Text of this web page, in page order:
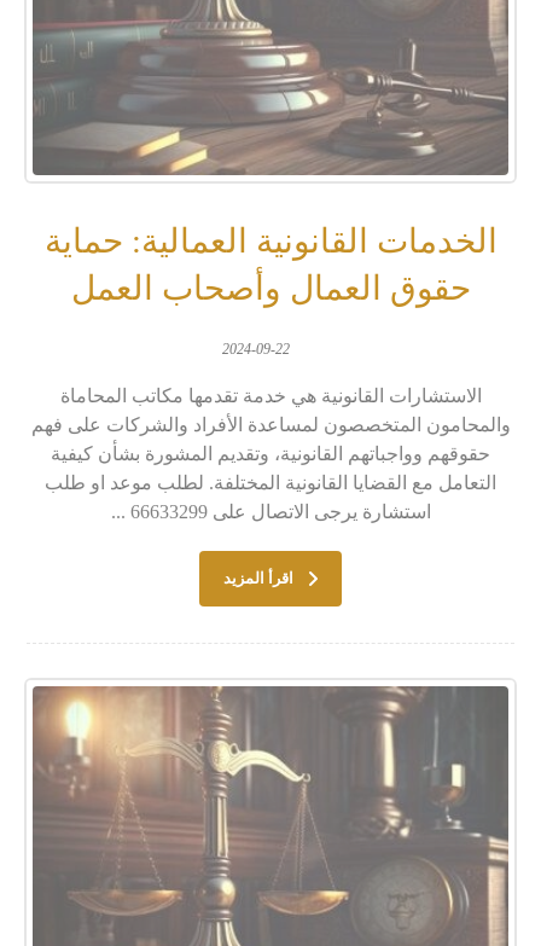
الخدمات القانونية العمالية: حماية
حقوق العمال وأصحاب العمل
2024-09-22
الاستشارات القانونية هي خدمة تقدمها مكاتب المحاماة
والمحامون المتخصصون لمساعدة الأفراد والشركات على فهم
حقوقهم وواجباتهم القانونية، وتقديم المشورة بشأن كيفية
التعامل مع القضايا القانونية المختلفة. لطلب موعد او طلب
استشارة يرجى الاتصال على 66633299 ...
اقرأ المزيد